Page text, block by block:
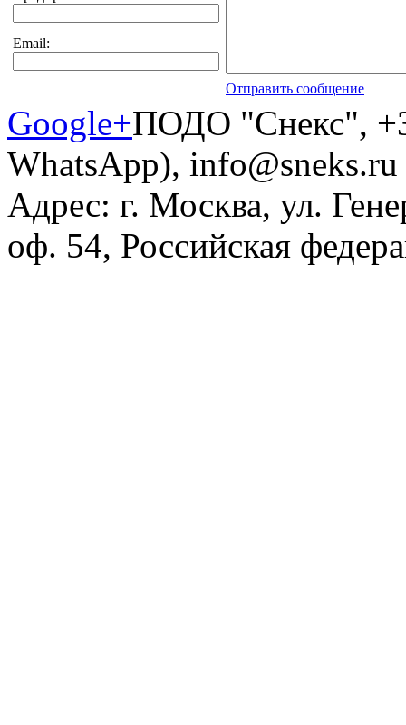
Email:
Отправить сообщение
Google+ПОДО "Снекс",
WhatsApp), info@sneks.ru
Адрес: г. Москва, ул.
оф. 54, Российская